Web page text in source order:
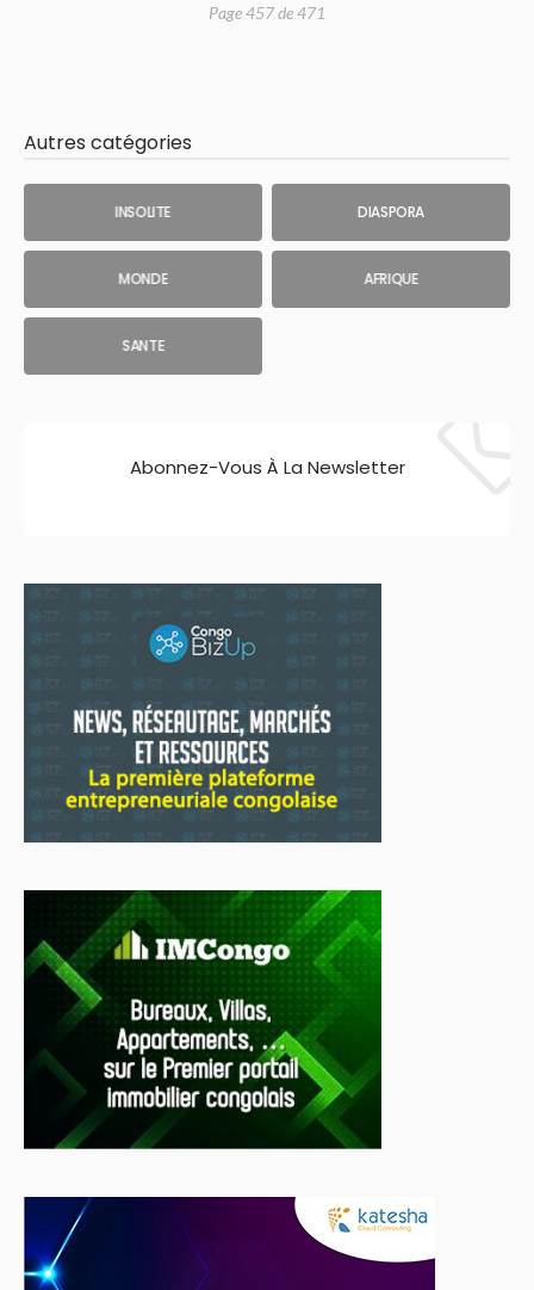
Page 457 de 471
Autres catégories
INSOLITE DIASPORA
MONDE AFRIQUE
SANTE
Abonnez-Vous À La Newsletter